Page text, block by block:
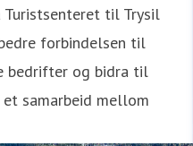
Turistsenteret til Trysil
forbindelsen til
bedrifter og bidra til
samarbeid mellom